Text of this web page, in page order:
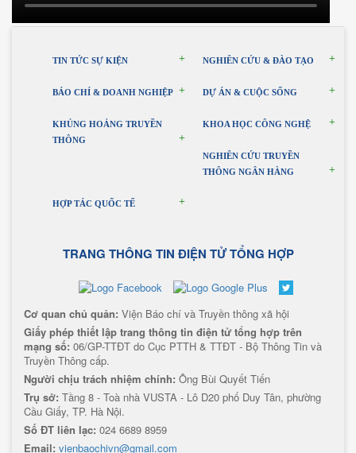
TIN TỨC SỰ KIỆN NGHIÊN CỨU & ĐÀO TẠO
BÁO CHÍ & DOANH NGHIỆP DỰ ÁN & CUỘC SỐNG
KHỦNG HOẢNG TRUYỀN
THÔNG
KHOA HỌC CÔNG NGHỆ
NGHIÊN CỨU TRUYỀN
THÔNG NGÂN HÀNG
HỢP TÁC QUỐC TẾ
TRANG THÔNG TIN ĐIỆN TỬ TỔNG HỢP
Cơ quan chủ quản: Viện Báo chí và Truyền thông xã hội
Giấy phép thiết lập trang thông tin điện tử tổng hợp trên
mạng số: 06/GP-TTĐT do Cục PTTH & TTĐT - Bộ Thông Tin và
Truyền Thông cấp.
Người chịu trách nhiệm chính: Ông Bùi Quyết Tiến
Trụ sở: Tầng 8 - Toà nhà VUSTA - Lô D20 phố Duy Tân, phường
Cầu Giấy, TP. Hà Nội.
Số ĐT liên lạc: 024 6689 8959
Email: vienbaochivn@gmail.com